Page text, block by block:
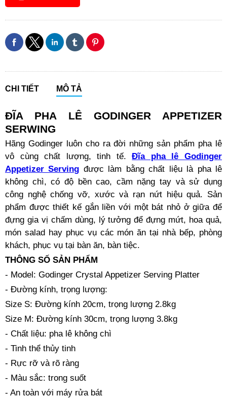
CHI TIẾT MÔ TẢ
ĐĨA PHA LÊ GODINGER APPETIZER
SERWING
Hãng Godinger luôn cho ra đời những sản phẩm pha lê
vô cùng chất lượng, tinh tế.Đĩa pha lê Godinger
Appetizer Serving được làm bằng chất liệu là pha lê
không chì, có độ bền cao, cầm nặng tay và sử dụng
công nghệ chống vỡ, xước và rạn nứt hiệu quả. Sản
phẩm được thiết kế gắn liền với một bát nhỏ ở giữa để
đựng gia vị chấm dùng, lý tưởng để đựng mứt, hoa quả,
món salad hay phục vụ các món ăn tại nhà bếp, phòng
khách, phục vụ tại bàn ăn, bàn tiệc.
THÔNG SỐ SẢN PHẨM
- Model: Godinger Crystal Appetizer Serving Platter
- Đường kính, trọng lượng:
Size S: Đường kính 20cm, trọng lượng 2.8kg
Size M: Đường kính 30cm, trọng lượng 3.8kg
- Chất liệu: pha lê không chì
- Tinh thể thủy tinh
- Rực rỡ và rõ ràng
- Màu sắc: trong suốt
- An toàn với máy rửa bát